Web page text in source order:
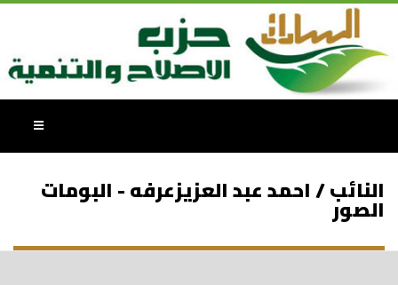
النائب / احمد عبد العزيزعرفه - البومات
الصور